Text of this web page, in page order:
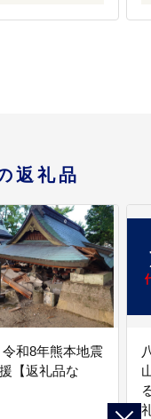
返礼品
令和8年熊本地震
【返礼品な